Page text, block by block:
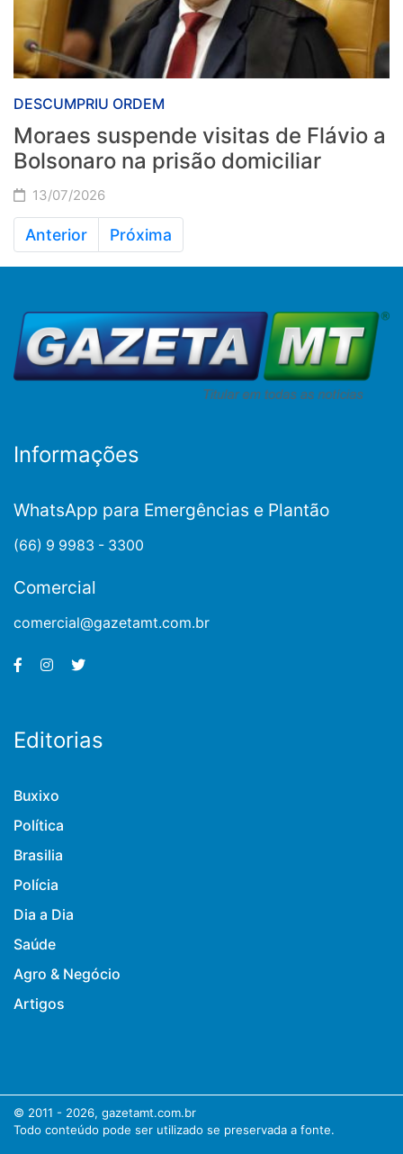
DESCUMPRIU ORDEM
Moraes suspende visitas de Flávio a
Bolsonaro na prisão domiciliar
13/07/2026
Anterior Próxima
Informações
WhatsApp para Emergências e Plantão
(66) 9 9983 - 3300
Comercial
comercial@gazetamt.com.br
Editorias
Buxixo
Política
Brasilia
Polícia
Dia a Dia
Saúde
Agro & Negócio
Artigos
© 2011 - 2026, gazetamt.com.br
Todo conteúdo pode ser utilizado se preservada a fonte.